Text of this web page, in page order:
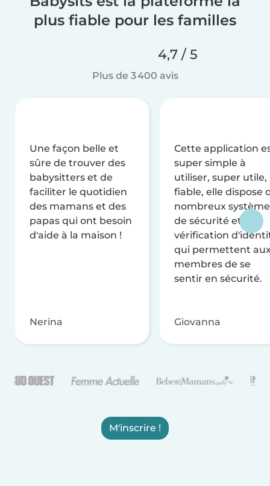
plus fiable pour les familles
4,7 / 5
Plus de 3 400 avis
Une façon belle et
sûre de trouver des
babysitters et de
faciliter le quotidien
des mamans et des
papas qui ont besoin
d'aide à la maison !
Nerina
Cette application
super simple à
utiliser, super utile,
fiable, elle dispose
nombreux
de sécurité et de
vérification
qui permettent
membres de se
sentir en sécurité.
Giovanna
M'inscrire !